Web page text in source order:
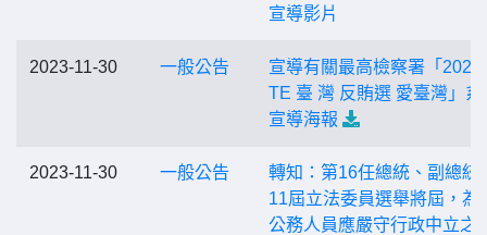
宣導影片
2023-11-30 一般公告
宣導有關最高檢察署「2024
TE 臺 灣 反賄選 愛臺灣」系
宣導海報
2023-11-30 一般公告
轉知：第16任總統、副總統
11屆立法委員選舉將屆，為
公務人員應嚴守行政中立之